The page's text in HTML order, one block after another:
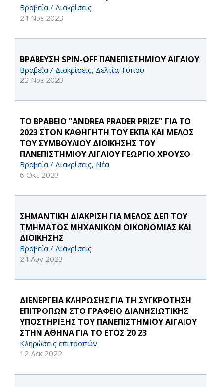
Βραβεία / Διακρίσεις
24 Νοε 2023
ΒΡΑΒΕΥΣΗ SPIN-OFF ΠΑΝΕΠΙΣΤΗΜΙΟΥ ΑΙΓΑΙΟΥ
Βραβεία / Διακρίσεις, Δελτία Τύπου
22 Νοε 2023
ΤΟ ΒΡΑΒΕΙΟ "ANDREA PRADER PRIZE" ΓΙΑ ΤΟ
2023 ΣΤΟΝ ΚΑΘΗΓΗΤΗ ΤΟΥ ΕΚΠΑ ΚΑΙ ΜΕΛΟΣ
ΤΟΥ ΣΥΜΒΟΥΛΙΟΥ ΔΙΟΙΚΗΣΗΣ ΤΟΥ
ΠΑΝΕΠΙΣΤΗΜΙΟΥ ΑΙΓΑΙΟΥ ΓΕΩΡΓΙΟ ΧΡΟΥΣΟ
Βραβεία / Διακρίσεις, Νέα
6 Οκτ 2023
ΣΗΜΑΝΤΙΚΗ ΔΙΑΚΡΙΣΗ ΓΙΑ ΜΕΛΟΣ ΔΕΠ ΤΟΥ
ΤΜΗΜΑΤΟΣ ΜΗΧΑΝΙΚΩΝ ΟΙΚΟΝΟΜΙΑΣ ΚΑΙ
ΔΙΟΙΚΗΣΗΣ
Βραβεία / Διακρίσεις
24 Αυγ 2023
ΔΙΕΝΕΡΓΕΙΑ ΚΛΗΡΩΣΗΣ ΓΙΑ ΤΗ ΣΥΓΚΡΟΤΗΣΗ
ΕΠΙΤΡΟΠΩΝ ΣΤΟ ΓΡΑΦΕΙΟ ΔΙΑΝΗΣΙΩΤΙΚΗΣ
ΥΠΟΣΤΗΡΙΞΗΣ ΤΟΥ ΠΑΝΕΠΙΣΤΗΜΙΟΥ ΑΙΓΑΙΟΥ
ΣΤΗΝ ΑΘΗΝΑ ΓΙΑ ΤΟ ΕΤΟΣ 20 23
Κληρώσεις επιτροπών
12 Δεκ 2022